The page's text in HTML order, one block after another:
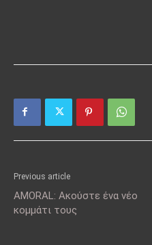
Previous article
AMORAL: Ακούστε ένα νέο
κομμάτι τους